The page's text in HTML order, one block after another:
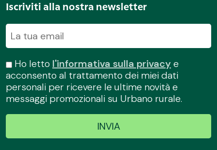
Iscriviti alla nostra newsletter
Ho letto l'informativa sulla privacye
acconsento al trattamento dei miei dati
personali per ricevere le ultime novità e
messaggi promozionali su Urbano rurale.